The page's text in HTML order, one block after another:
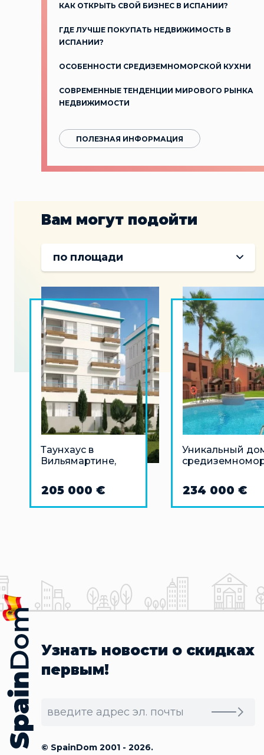
КАК ОТКРЫТЬ СВОЙ БИЗНЕС В ИСПАНИИ?
ГДЕ ЛУЧШЕ ПОКУПАТЬ НЕДВИЖИМОСТЬ В
ИСПАНИИ?
ОСОБЕННОСТИ СРЕДИЗЕМНОМОРСКОЙ КУХНИ
СОВРЕМЕННЫЕ ТЕНДЕНЦИИ МИРОВОГО РЫНКА
НЕДВИЖИМОСТИ
ПОЛЕЗНАЯ ИНФОРМАЦИЯ
Вам могут подойти
по площади
Таунхаус в
Вильямартине,
км от моря
205 000 €
Уникальный
Эстепоне, Коста
дель Соль
234 000 €
Узнать новости о скидках
первым!
© SpainDom 2001 - 2026.